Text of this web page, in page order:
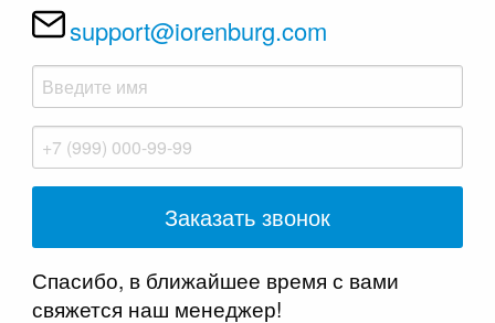
support@iorenburg.com
Спасибо, в ближайшее время с вами
свяжется наш менеджер!